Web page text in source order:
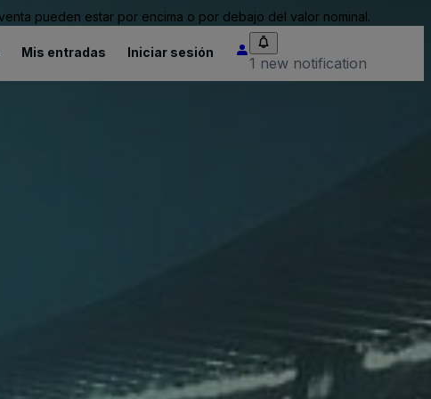
pueden estar por encima o por debajo del valor nominal.
Mis entradas Iniciar sesión
1 new notification